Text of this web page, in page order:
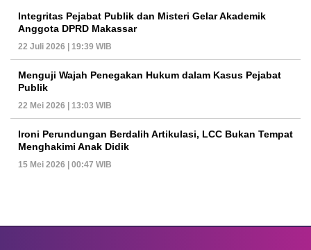
Integritas Pejabat Publik dan Misteri Gelar Akademik
Anggota DPRD Makassar
22 Juli 2026 | 19:39 WIB
Menguji Wajah Penegakan Hukum dalam Kasus Pejabat
Publik
22 Mei 2026 | 13:03 WIB
Ironi Perundungan Berdalih Artikulasi, LCC Bukan Tempat
Menghakimi Anak Didik
15 Mei 2026 | 00:47 WIB